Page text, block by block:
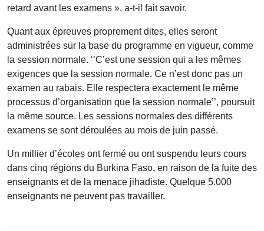
retard avant les examens », a-t-il fait savoir.
Quant aux épreuves proprement dites, elles seront
administrées sur la base du programme en vigueur, comme
la session normale. ‘’C’est une session qui a les mêmes
exigences que la session normale. Ce n’est donc pas un
examen au rabais. Elle respectera exactement le même
processus d’organisation que la session normale’’, poursuit
la même source. Les sessions normales des différents
examens se sont déroulées au mois de juin passé.
Un millier d’écoles ont fermé ou ont suspendu leurs cours
dans cinq régions du Burkina Faso, en raison de la fuite des
enseignants et de la menace jihadiste. Quelque 5.000
enseignants ne peuvent pas travailler.